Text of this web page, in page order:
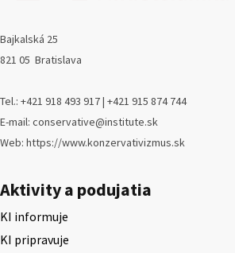
Bajkalská 25
821 05 Bratislava
Tel.: +421 918 493 917 | +421 915 874 744
E-mail: conservative@institute.sk
Web: https://www.konzervativizmus.sk
Aktivity a podujatia
KI informuje
KI pripravuje